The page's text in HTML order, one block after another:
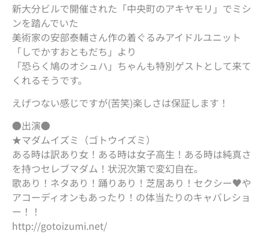
新大分ビルで開催された「中央町のアキヤモリ」でミシ
ンを踏んでいた
美術家の安部泰輔さん作の着ぐるみアイドルユニット
「しでかすおともだち」より
「恐らく鳩のオシュハ」ちゃんも特別ゲストとして来て
くれるそうです。
えげつない感じですが(苦笑)楽しさは保証します！
●出演●
★マダムイズミ（ゴトウイズミ）
ある時は訳あり女！ある時は女子高生！ある時は純真さ
を持つセレブマダム！状況次第で変幻自在。
歌あり！ネタあり！踊りあり！芝居あり！セクシー♥や
アコーディオンもあったり！の体当たりのキャバレショ
ー！！
http://gotoizumi.net/